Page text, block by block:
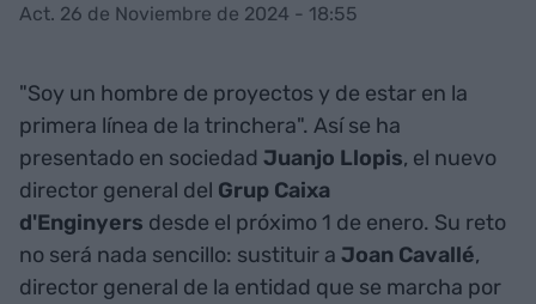
Act. 26 de Noviembre de 2024 - 18:55
"Soy un hombre de proyectos y de estar en la
primera línea de la trinchera". Así se ha
presentado en sociedad Juanjo Llopis, el nuevo
director general del Grup Caixa
d'Enginyers desde el próximo 1 de enero. Su reto
no será nada sencillo: sustituir a Joan Cavallé,
director general de la entidad que se marcha por